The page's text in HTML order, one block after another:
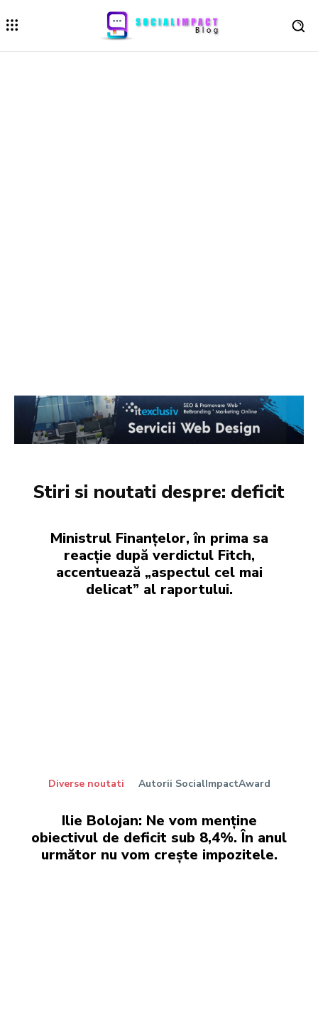
Stiri si noutati despre: deficit
Ministrul Finanțelor, în prima sa
reacție după verdictul Fitch,
accentuează „aspectul cel mai
delicat” al raportului.
Diverse noutati Autorii SocialImpactAward
Ilie Bolojan: Ne vom menține
obiectivul de deficit sub 8,4%. În anul
următor nu vom crește impozitele.